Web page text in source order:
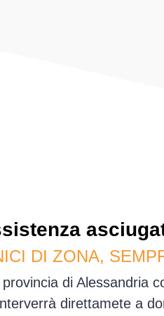
DI ZONA,
di Alessandria
direttamete a